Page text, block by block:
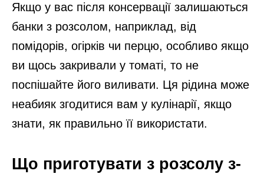
Якщо у вас після консервації залишаються
банки з розсолом, наприклад, від
помідорів, огірків чи перцю, особливо якщо
ви щось закривали у томаті, то не
поспішайте його виливати. Ця рідина може
неабияк згодитися вам у кулінарії, якщо
знати, як правильно її використати.
Що приготувати з розсолу з-